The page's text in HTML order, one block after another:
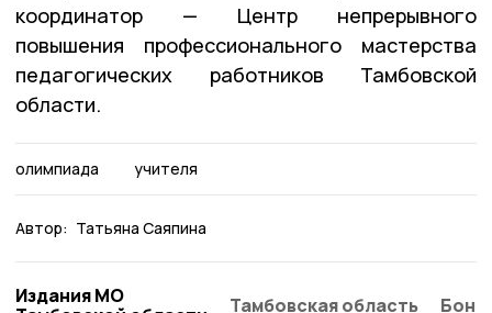
координатор — Центр непрерывного
повышения профессионального мастерства
педагогических работников Тамбовской
области.
олимпиада учителя
Автор: Татьяна Саяпина
Издания МО
Тамбовская область